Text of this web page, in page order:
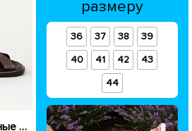
Сандали женские кожаные 594442 Шоколадные
размеру
36 37 38
39
40
41 42
43
44